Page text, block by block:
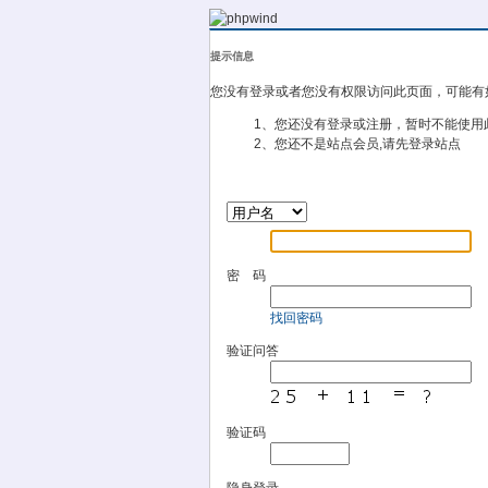
提示信息
您没有登录或者您没有权限访问此页面，可能有
1、您还没有登录或注册，暂时不能使用
2、您还不是站点会员,请先登录站点
密 码
找回密码
验证问答
验证码